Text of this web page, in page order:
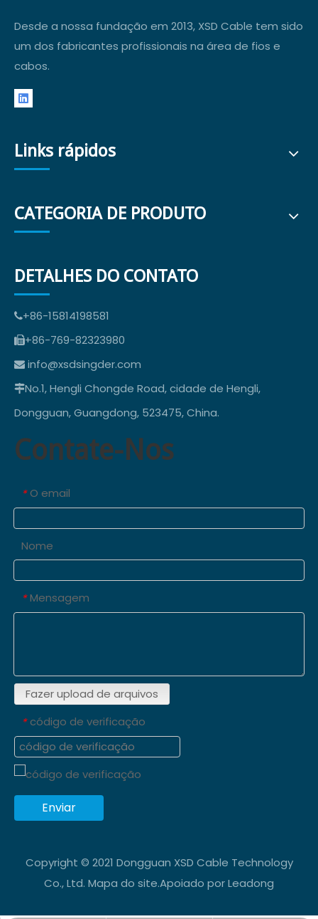
Desde a nossa fundação em 2013, XSD Cable tem sido
um dos fabricantes profissionais na área de fios e
cabos.
Links rápidos
CATEGORIA DE PRODUTO
DETALHES DO CONTATO
+86-15814198581
+86-769-82323980
 info@xsdsingder.com
No.1, Hengli Chongde Road, cidade de Hengli,
Dongguan, Guangdong, 523475, China.
Contate-Nos
* O email
Nome
* Mensagem
Fazer upload de arquivos
* código de verificação
Enviar
Copyright © 2021 Dongguan XSD Cable Technology
Co., Ltd. Mapa do site.Apoiado porLeadong